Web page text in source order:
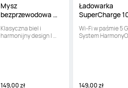
Mysz
bezprzewodowa
Klasyczna biel i
harmonijny design |
149,00 zł
Ładowarka
SuperCharge
Wi-Fi w paśmie 5
System
149,00 zł